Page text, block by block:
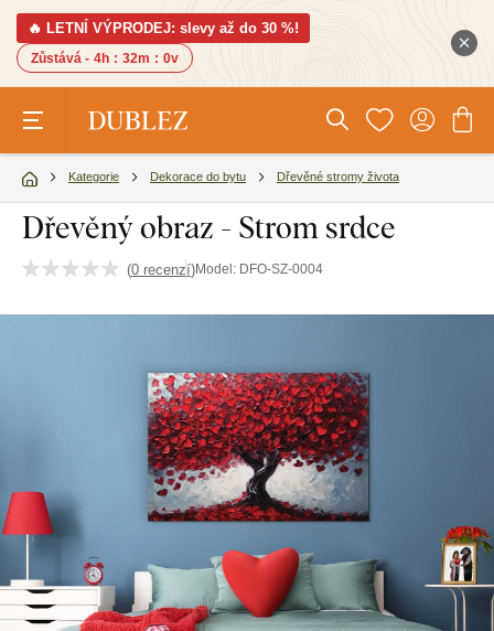
🔥 LETNÍ VÝPRODEJ: slevy až do 30 %!
Zůstává - 4h : 31m : 59v
Kategorie Dekorace do bytu Dřevěné stromy života
Dřevěný obraz - Strom srdce
(0 recenzí)Model: DFO-SZ-0004